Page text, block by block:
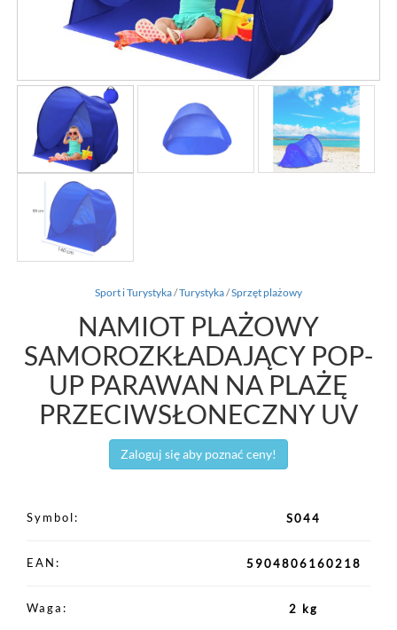
Sport i Turystyka/Turystyka/Sprzęt plażowy
NAMIOT PLAŻOWY
SAMOROZKŁADAJĄCY POP-
UP PARAWAN NA PLAŻĘ
PRZECIWSŁONECZNY UV
Zaloguj się aby poznać ceny!
Symbol S044
EAN 5904806160218
Waga 2 kg